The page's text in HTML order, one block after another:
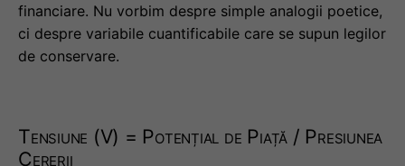
financiare. Nu vorbim despre simple analogii poetice,
ci despre variabile cuantificabile care se supun legilor
de conservare.
Tensiune (V) = Potențial de Piață / Presiunea
Cererii